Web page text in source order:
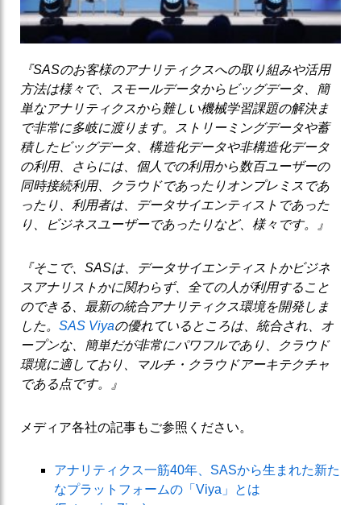
『SASのお客様のアナリティクスへの取り組みや活用
方法は様々で、スモールデータからビッグデータ、簡
単なアナリティクスから難しい機械学習課題の解決ま
で非常に多岐に渡ります。ストリーミングデータや蓄
積したビッグデータ、構造化データや非構造化データ
の利用、さらには、個人での利用から数百ユーザーの
同時接続利用、クラウドであったりオンプレミスであ
ったり、利用者は、データサイエンティストであった
り、ビジネスユーザーであったりなど、様々です。』
『そこで、SASは、データサイエンティストかビジネ
スアナリストかに関わらず、全ての人が利用すること
のできる、最新の統合アナリティクス環境を開発しま
した。 SAS Viyaの優れているところは、統合され、オ
ープンな、簡単だが非常にパワフルであり、クラウド
環境に適しており、マルチ・クラウドアーキテクチャ
である点です。』
メディア各社の記事もご参照ください。
アナリティクス一筋40年、SASから生まれた新た
なプラットフォームの「Viya」とは